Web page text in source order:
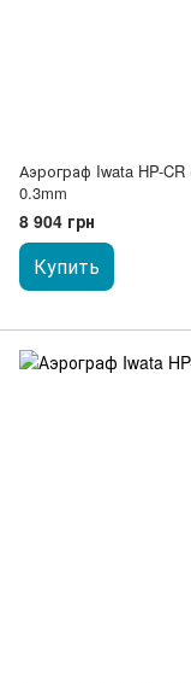
Аэрограф Iwata HP-CR
0.3mm
8 904 грн
Купить